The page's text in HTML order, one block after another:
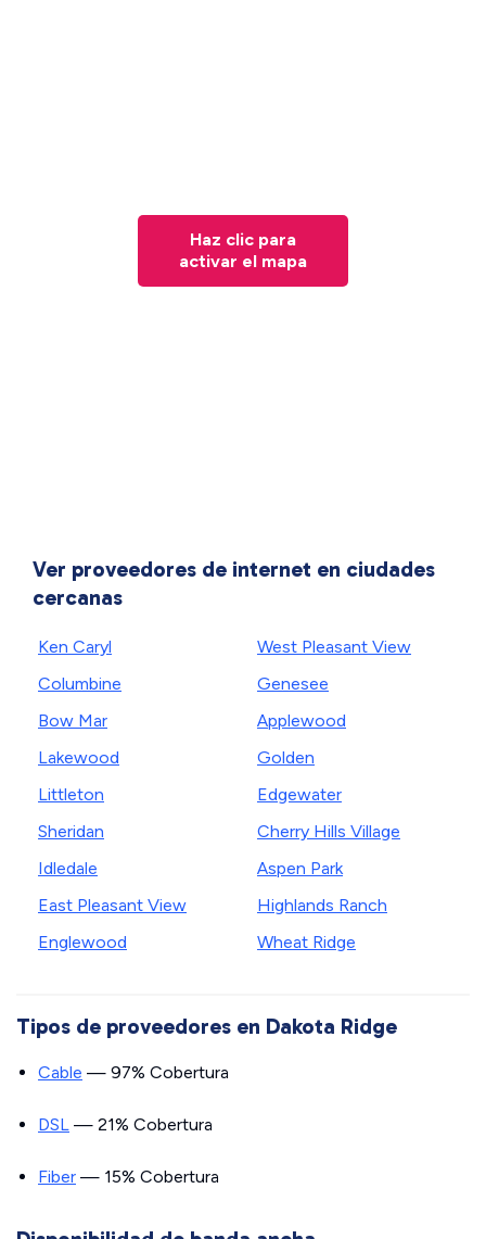
Haz clic para
activar el mapa
Ver proveedores de internet en ciudades
cercanas
Ken Caryl
Columbine
Bow Mar
Lakewood
Littleton
Sheridan
Idledale
East Pleasant View
Englewood
West Pleasant View
Genesee
Applewood
Golden
Edgewater
Cherry Hills Village
Aspen Park
Highlands Ranch
Wheat Ridge
Tipos de proveedores en Dakota Ridge
Cable — 97% Cobertura
DSL — 21% Cobertura
Fiber — 15% Cobertura